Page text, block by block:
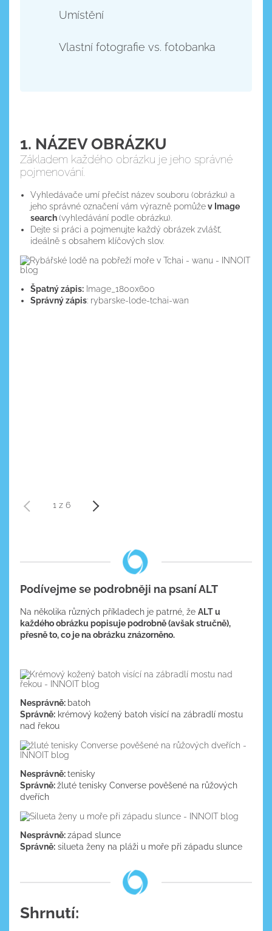
Umístění
Vlastní fotografie vs. fotobanka
1. NÁZEV OBRÁZKU
Základem každého obrázku je jeho správné
pojmenování.
Vyhledávače umí přečíst název souboru (obrázku) a
jeho správné označení vám výrazně pomůžev Image
search(vyhledávání podle obrázku).
Dejte si práci a pojmenujte každý obrázek zvlášť,
ideálně s obsahem klíčových slov.
Špatný zápis: Image_1800x600
​Správný zápis: rybarske-lode-tchai-wan
Google Search
Console
umístěn vícekrát.
Původní velikost: 142 kB
relevantní obrázky
1 z 6
Podívejme se podrobněji na psaní ALT
Na několika různých příkladech je patrné, že ALT u
každého obrázku popisuje podrobně (avšak stručně),
přesně to, co je na obrázku znázorněno.
Nesprávně: batoh
Správně:krémový kožený batoh visící na zábradlí mostu
nad řekou
Nesprávně:tenisky
Správně:žluté tenisky Converse pověšené na růžových
dveřích
Nesprávně:západ slunce
Správně:silueta ženy na pláži u moře při západu slunce
Shrnutí: